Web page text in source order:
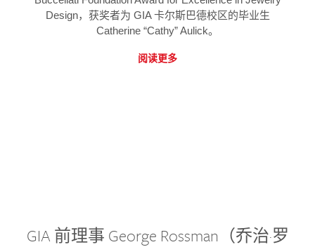
Design，获奖者为 GIA 卡尔斯巴德校区的毕业生
Catherine “Cathy” Aulick。
阅读更多
GIA 前理事 George Rossman（乔治·罗